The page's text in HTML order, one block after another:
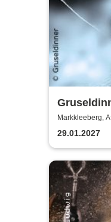
Ripper
Markkleeberg,
29.01.2027